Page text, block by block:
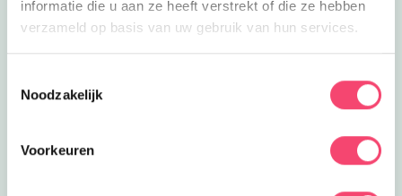
informatie die u aan ze heeft verstrekt of die ze hebben
verzameld op basis van uw gebruik van hun services.
Noodzakelijk
Voorkeuren